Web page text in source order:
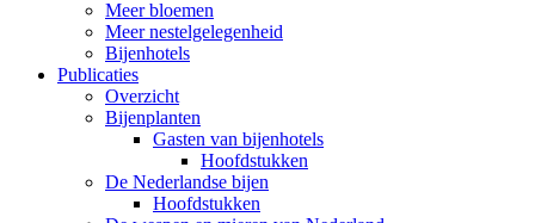
Meer bloemen
Meer nestelgelegenheid
Bijenhotels
Publicaties
Overzicht
Bijenplanten
Gasten van bijenhotels
Hoofdstukken
De Nederlandse bijen
Hoofdstukken